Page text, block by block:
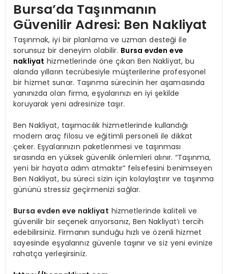
Bursa’da Taşınmanın
Güvenilir Adresi: Ben Nakliyat
Taşınmak, iyi bir planlama ve uzman desteği ile
sorunsuz bir deneyim olabilir. Bursa evden eve
nakliyat hizmetlerinde öne çıkan Ben Nakliyat, bu
alanda yılların tecrübesiyle müşterilerine profesyonel
bir hizmet sunar. Taşınma sürecinin her aşamasında
yanınızda olan firma, eşyalarınızı en iyi şekilde
koruyarak yeni adresinize taşır.
Ben Nakliyat, taşımacılık hizmetlerinde kullandığı
modern araç filosu ve eğitimli personeli ile dikkat
çeker. Eşyalarınızın paketlenmesi ve taşınması
sırasında en yüksek güvenlik önlemleri alınır. “Taşınma,
yeni bir hayata adım atmaktır” felsefesini benimseyen
Ben Nakliyat, bu süreci sizin için kolaylaştırır ve taşınma
gününü stressiz geçirmenizi sağlar.
Bursa evden eve nakliyat hizmetlerinde kaliteli ve
güvenilir bir seçenek arıyorsanız, Ben Nakliyat’ı tercih
edebilirsiniz. Firmanın sunduğu hızlı ve özenli hizmet
sayesinde eşyalarınız güvenle taşınır ve siz yeni evinize
rahatça yerleşirsiniz.